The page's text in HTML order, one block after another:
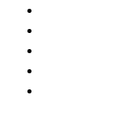
content